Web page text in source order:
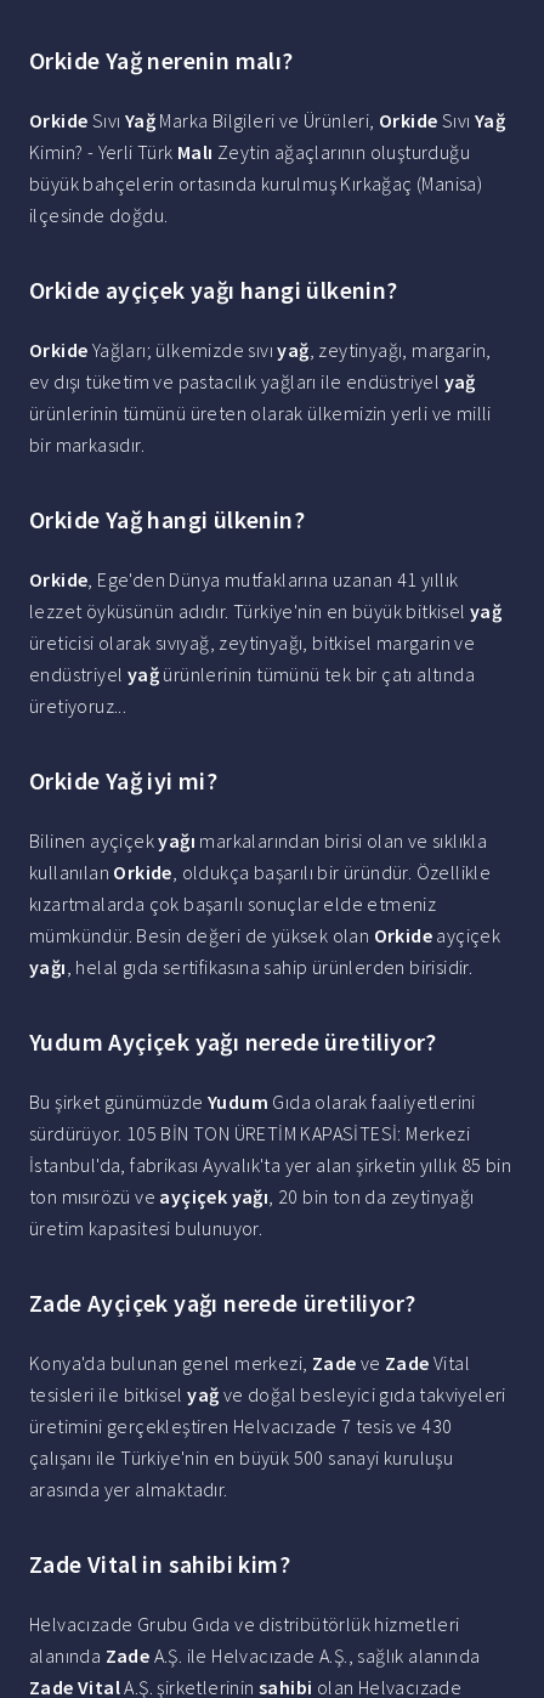
Orkide Yağ nerenin malı?
Orkide Sıvı Yağ Marka Bilgileri ve Ürünleri, Orkide Sıvı Yağ
Kimin? - Yerli Türk Malı Zeytin ağaçlarının oluşturduğu
büyük bahçelerin ortasında kurulmuş Kırkağaç (Manisa)
ilçesinde doğdu.
Orkide ayçiçek yağı hangi ülkenin?
Orkide Yağları; ülkemizde sıvıyağ, zeytinyağı, margarin,
ev dışı tüketim ve pastacılık yağları ile endüstriyel yağ
ürünlerinin tümünü üreten olarak ülkemizin yerli ve milli
bir markasıdır.
Orkide Yağ hangi ülkenin?
Orkide, Ege'den Dünya mutfaklarına uzanan 41 yıllık
lezzet öyküsünün adıdır. Türkiye'nin en büyük bitkisel yağ
üreticisi olarak sıvıyağ, zeytinyağı, bitkisel margarin ve
endüstriyel yağ ürünlerinin tümünü tek bir çatı altında
üretiyoruz...
Orkide Yağ iyi mi?
Bilinen ayçiçekyağı markalarından birisi olan ve sıklıkla
kullanılan Orkide, oldukça başarılı bir üründür. Özellikle
kızartmalarda çok başarılı sonuçlar elde etmeniz
mümkündür. Besin değeri de yüksek olan Orkide ayçiçek
yağı, helal gıda sertifikasına sahip ürünlerden birisidir.
Yudum Ayçiçek yağı nerede üretiliyor?
Bu şirket günümüzde Yudum Gıda olarak faaliyetlerini
sürdürüyor. 105 BİN TON ÜRETİM KAPASİTESİ: Merkezi
İstanbul'da, fabrikası Ayvalık'ta yer alan şirketin yıllık 85 bin
ton mısırözü ve ayçiçek yağı, 20 bin ton da zeytinyağı
üretim kapasitesi bulunuyor.
Zade Ayçiçek yağı nerede üretiliyor?
Konya'da bulunan genel merkezi, Zade ve Zade Vital
tesisleri ile bitkiselyağ ve doğal besleyici gıda takviyeleri
üretimini gerçekleştiren Helvacızade 7 tesis ve 430
çalışanı ile Türkiye'nin en büyük 500 sanayi kuruluşu
arasında yer almaktadır.
Zade Vital in sahibi kim?
Helvacızade Grubu Gıda ve distribütörlük hizmetleri
alanında Zade A.Ş. ile Helvacızade A.Ş., sağlık alanında
Zade VitalA.Ş. şirketlerinin sahibi olan Helvacızade